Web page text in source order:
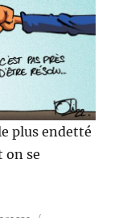
plus endetté
on se